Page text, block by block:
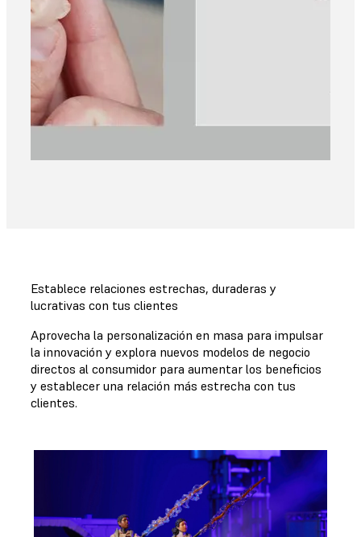
Establece relaciones estrechas, duraderas y
lucrativas con tus clientes
Aprovecha la personalización en masa para impulsar
la innovación y explora nuevos modelos de negocio
directos al consumidor para aumentar los beneficios
y establecer una relación más estrecha con tus
clientes.